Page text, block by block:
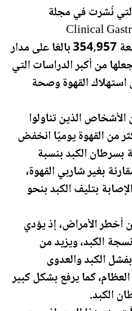
نُشرت في مجلة
Clinical
Hepatology، متابعة 354,957 بالغا على مدار
ما يجعلها من أكبر الدراسات التي
استهلاك القهوة وصحة
الذين تناولوا
من القهوة يوميًا انخفض
بسرطان الكبد بنسبة
50% مقارنة بغير شاربي القهوة،
بتليف الكبد بنحو
أخطر الأمراض، إذ يؤدي
الكبد، ويزيد من
الكبد والعدوى
كما يرفع بشكل كبير
الكبد.